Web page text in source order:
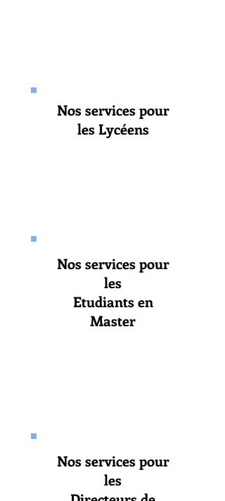
Nos services pour
les Lycéens
Nos services pour
les
Etudiants en
Master
Nos services pour
les